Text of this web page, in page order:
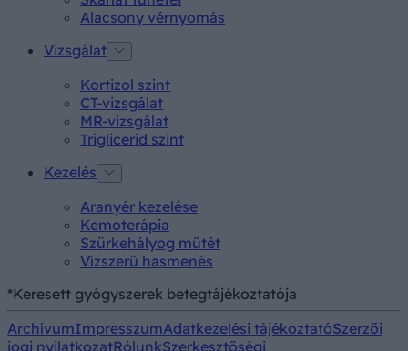
Alacsony vérnyomás
Vizsgálat
Kortizol szint
CT-vizsgálat
MR-vizsgálat
Triglicerid szint
Kezelés
Aranyér kezelése
Kemoterápia
Szürkehályog műtét
Vízszerű hasmenés
*Keresett gyógyszerek betegtájékoztatója
ArchívumImpresszumAdatkezelési tájékoztatóSzerzői
jogi nyilatkozatRólunkSzerkesztőségi